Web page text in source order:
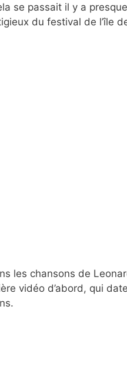
se passait il y a
du festival de l’île
les chansons de
vidéo d’abord, qui